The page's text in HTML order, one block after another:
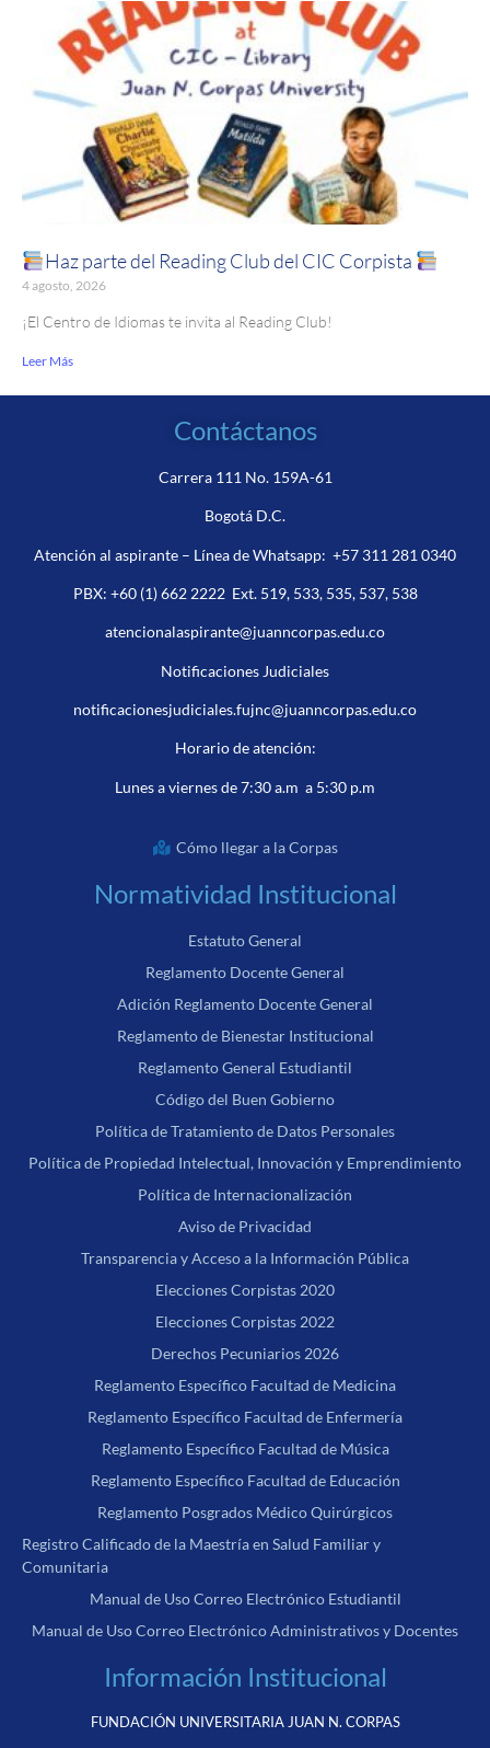
Haz parte del Reading Club del CIC Corpista
4 agosto, 2026
¡El Centro de Idiomas te invita al Reading Club!
Leer Más
Contáctanos
Carrera 111 No. 159A-61
Bogotá D.C.
Atención al aspirante – Línea de Whatsapp: +57 311 281 0340
PBX: +60 (1) 662 2222Ext. 519, 533, 535, 537, 538
atencionalaspirante@juanncorpas.edu.co
Notificaciones Judiciales
notificacionesjudiciales.fujnc@juanncorpas.edu.co
Horario de atención:
Lunes a viernes de 7:30 a.m a 5:30 p.m
Cómo llegar a la Corpas
Normatividad Institucional
Estatuto General
Reglamento Docente General
Adición Reglamento Docente General
Reglamento de Bienestar Institucional
Reglamento General Estudiantil
Código del Buen Gobierno
Política de Tratamiento de Datos Personales
Política de Propiedad Intelectual, Innovación y Emprendimiento
Política de Internacionalización
Aviso de Privacidad
Transparencia y Acceso a la Información Pública
Elecciones Corpistas 2020
Elecciones Corpistas 2022
Derechos Pecuniarios 2026
Reglamento Específico Facultad de Medicina
Reglamento Específico Facultad de Enfermería
Reglamento Específico Facultad de Música
Reglamento Específico Facultad de Educación
Reglamento Posgrados Médico Quirúrgicos
Registro Calificado de la Maestría en Salud Familiar y
Comunitaria
Manual de Uso Correo Electrónico Estudiantil
Manual de Uso Correo Electrónico Administrativos y Docentes
Información Institucional
FUNDACIÓN UNIVERSITARIA JUAN N. CORPAS